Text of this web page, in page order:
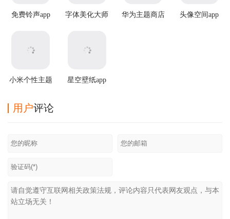
免费铃声app
字体美化大师
华为主题商店
头像空间app
小米个性主题
星空壁纸app
用户评论